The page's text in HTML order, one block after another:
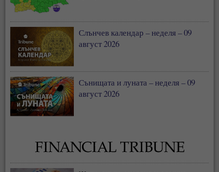
Слънчев календар – неделя – 09
август 2026
Сънищата и луната – неделя – 09
август 2026